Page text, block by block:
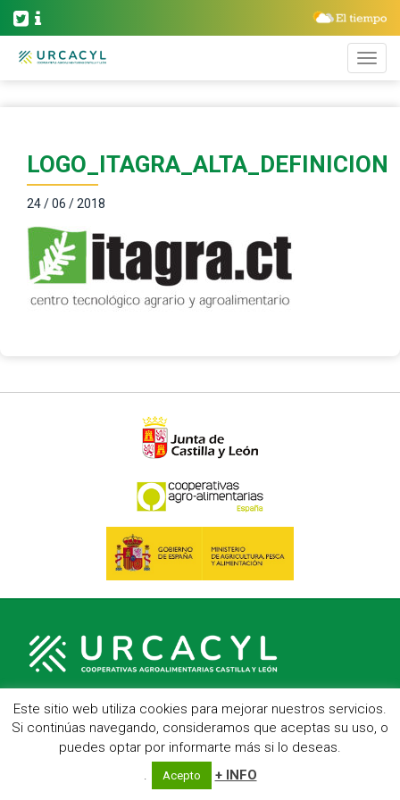
LOGO_ITAGRA_ALTA_DEFINICION
24 / 06 / 2018
C/ Hípica, 1, entreplanta - 47007 Valladolid
Telf.: 983 23 95 15 - Fax: 983 22 23 56 -Aviso Legal
Este sitio web utiliza cookies para mejorar nuestros servicios.
Si continúas navegando, consideramos que aceptas su uso, o
puedes optar por informarte más si lo deseas.
.
Acepto + INFO